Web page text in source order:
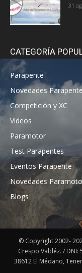
31
CATEGORÍA
Parapente
Novedades Parapente
Competición y XC
Vídeos
Paramotor
Test Parapentes
Eventos Parapente
Novedades
Blogs
© Copyright 2002-
Crespo Valdéz. / DNI:
38612 El Médano,